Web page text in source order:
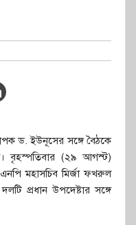
ড. ইউনূসের সঙ্গে বৈঠকে
বৃহস্পতিবার (২৯ আগস্ট)
মহাসচিব মির্জা ফখরুল
প্রধান উপদেষ্টার সঙ্গে